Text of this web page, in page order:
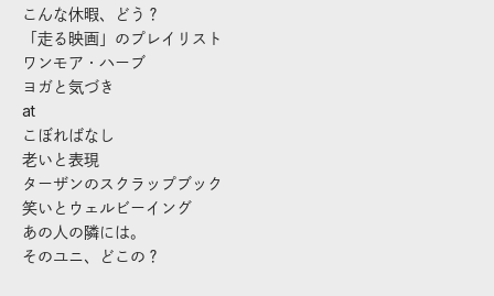
こんな休暇、どう？
「走る映画」のプレイリスト
ワンモア・ハーブ
ヨガと気づき
at
こぼればなし
老いと表現
ターザンのスクラップブック
笑いとウェルビーイング
あの人の隣には。
そのユニ、どこの？